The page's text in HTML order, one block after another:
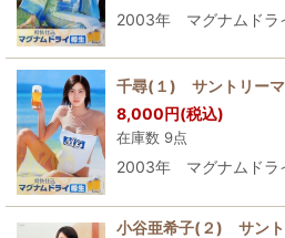
2003年 マグナムドラ
千尋(１) サントリー
8,000円(税込)
在庫数 9点
2003年 マグナムドラ
小谷亜希子(２) サン